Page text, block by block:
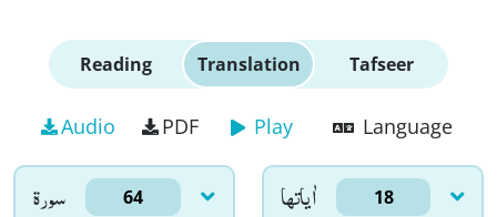
Reading Translation Tafseer
Audio PDF Play Language
سورۃ 64 اٰياتها 18